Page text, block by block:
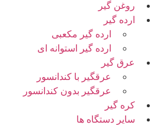
روغن گیر
ارده گیر
ارده گیر مکعبی
ارده گیر استوانه ای
عرق گیر
عرقگیر با کندانسور
عرقگیر بدون کندانسور
کره گیر
سایر دستگاه ها